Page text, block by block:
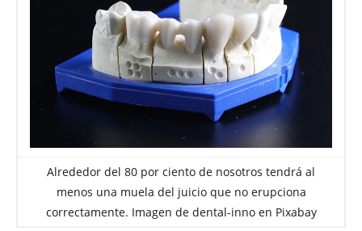
Alrededor del 80 por ciento de nosotros tendrá al
menos una muela del juicio que no erupciona
correctamente. Imagen de dental-innoen Pixabay